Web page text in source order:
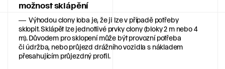
možnost sklápění
Výhodou clony loba je, že ji lze v případě potřeby
sklopit. Sklápět lze jednotlivé prvky clony (bloky 2 m nebo 4
m). Důvodem pro sklopení může být provozní potřeba
či údržba, nebo průjezd drážního vozidla s nákladem
přesahujícím průjezdný profil.